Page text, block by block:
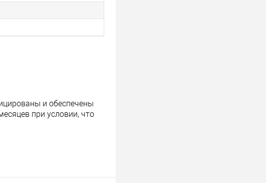
и обеспечены
при условии, что